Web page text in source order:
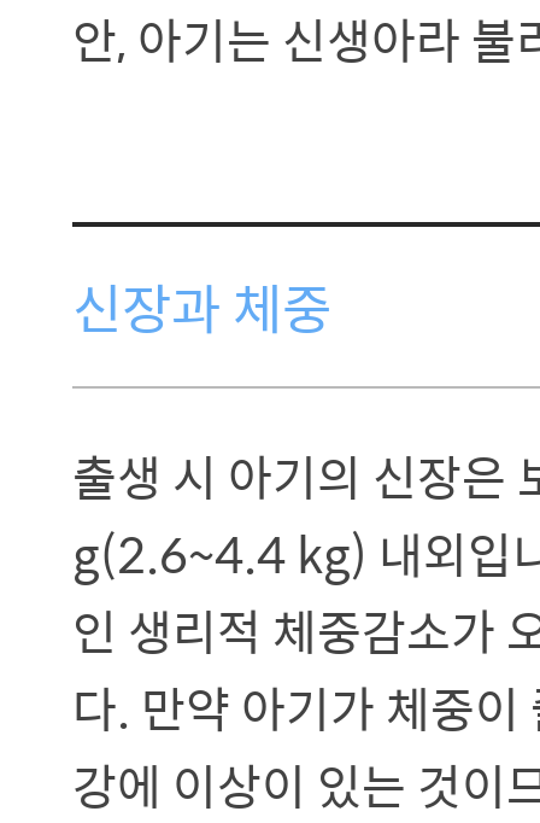
안, 아기는 신생아라 불
신장과 체중
출생 시 아기의 신장
g(2.6~4.4 kg) 내외입
인 생리적 체중감소가
다. 만약 아기가 체중
강에 이상이 있는 것이